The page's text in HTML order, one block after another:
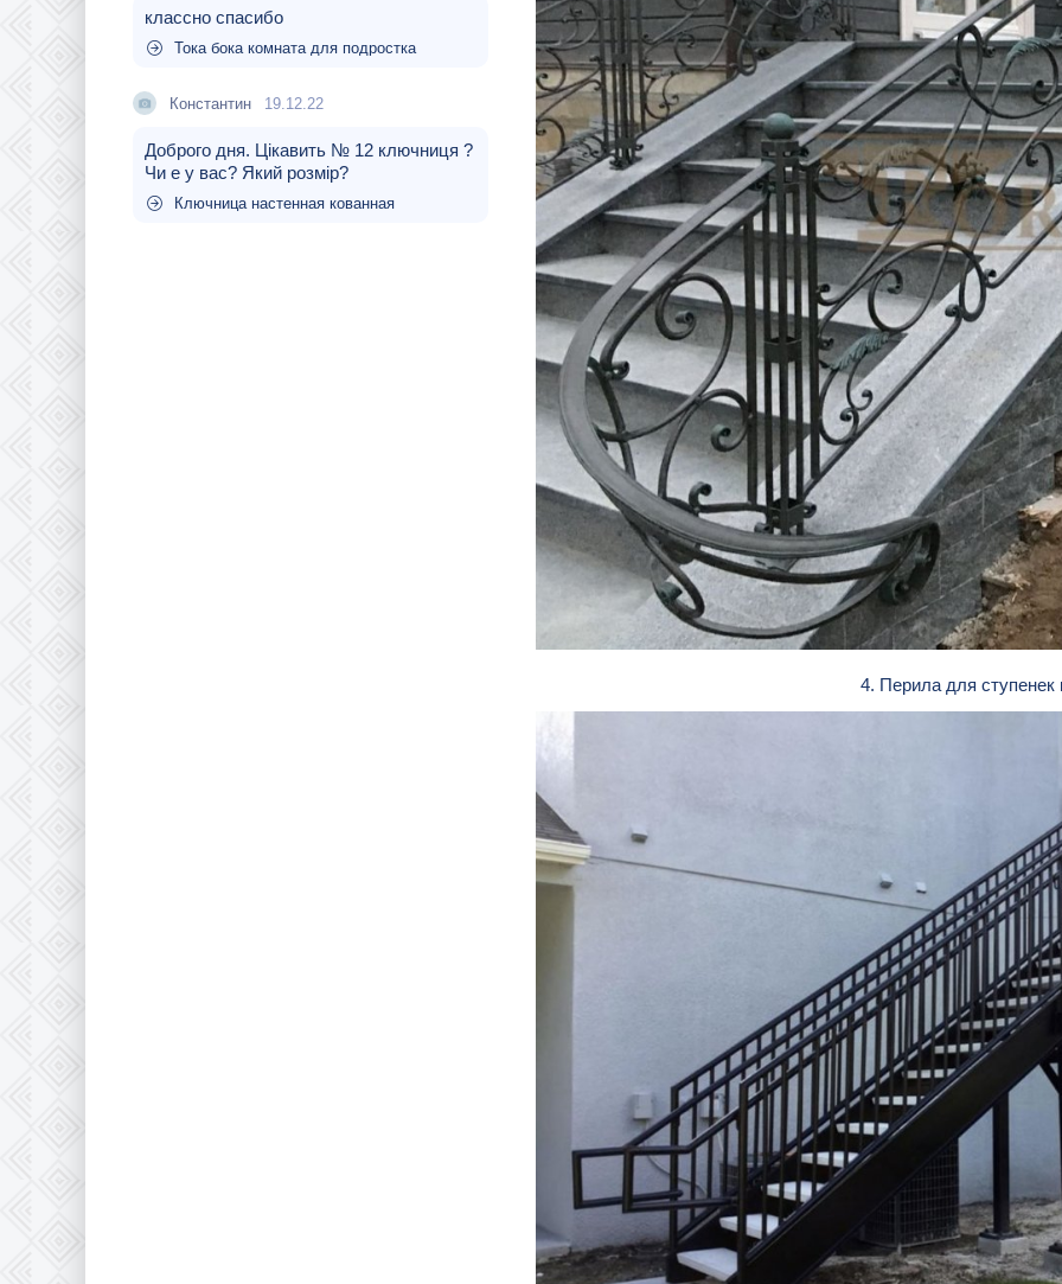
классно спасибо
Тока бока комната для подростка
Константин 19.12.22
Доброго дня. Цікавить № 12 ключниця ?
Чи е у вас? Який розмір?
Ключница настенная кованная
4. Перила для